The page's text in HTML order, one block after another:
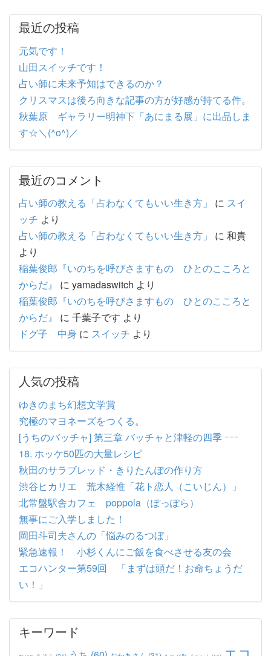
最近の投稿
元気です！
山田スイッチです！
占い師に未来予知はできるのか？
クリスマスは後ろ向きな記事の方が好感が持てる件。
秋葉原 ギャラリー明神下「あにまる展」に出品しま
す☆＼(^o^)／
最近のコメント
占い師の教える「占わなくてもいい生き方」 に スイ
ッチ より
占い師の教える「占わなくてもいい生き方」
に 和貴
より
稲葉俊郎『いのちを呼びさますもの ひとのこころと
からだ』
に yamadaswitch より
稲葉俊郎『いのちを呼びさますもの ひとのこころと
からだ』
に 千葉子です より
ドグ子 中身 に スイッチ より
人気の投稿
ゆきのまち幻想文学賞
究極のマヨネーズをつくる。
[うちのバッチャ] 第三章 バッチャと津軽の四季 ｰｰｰ
18. ホッケ50匹の大量レシピ
秋田のサラブレッド・きりたんぽの作り方
渋谷ヒカリエ 荒木経惟「花ト恋人（こいじん）」
北常盤駅舎カフェ poppola（ぽっぽら）
無事にご入学しました！
岡田斗司夫さんの「悩みのるつぼ」
緊急速報！ 小杉くんにご飯を食べさせる友の会
エコハンター第59回 「まずは頭だ！お命ちょうだ
い！」
キーワード